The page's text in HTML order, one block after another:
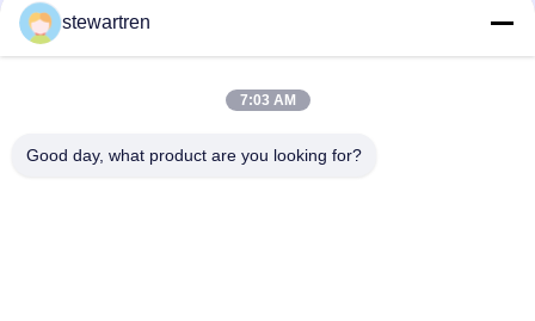
লেজার হলোগ্রাফিক ফিল্ম
stewartren
7:03 AM
Good day, what product are you looking for?